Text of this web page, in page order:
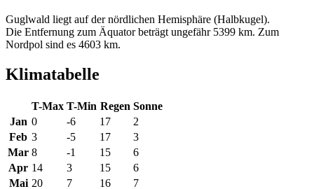
Guglwald liegt auf der nördlichen Hemisphäre (Halbkugel).
Die Entfernung zum Äquator beträgt ungefähr 5399 km. Zum
Nordpol sind es 4603 km.
Klimatabelle
T-Max T-Min Regen Sonne
Jan 0 -6 17
2
Feb 3 -5 17
3
Mar 8 -1 15
6
Apr 14 3 15
6
Mai 20 7 16 7